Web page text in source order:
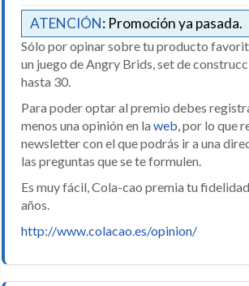
ATENCIÓN: Promoción ya pasada.
Sólo por opinar sobre tu producto
un juego de Angry Brids, set de
hasta 30.
Para poder optar al premio debes
menos una opinión en la web , por lo que
newsletter con el que podrás ir a una
las preguntas que se te formulen.
Es muy fácil, Cola-cao premia tu
años.
http://www.colacao.es/opinion/